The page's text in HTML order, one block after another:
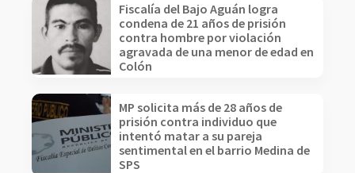
Fiscalía del Bajo Aguán logra
condena de 21 años de prisión
contra hombre por violación
agravada de una menor de edad en
Colón
MP solicita más de 28 años de
prisión contra individuo que
intentó matar a su pareja
sentimental en el barrio Medina de
SPS